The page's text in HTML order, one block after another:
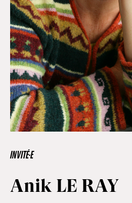
Hors-Festival
Infos pratiques
Jeune Public
INVITÉ·E
Anik LE RAY